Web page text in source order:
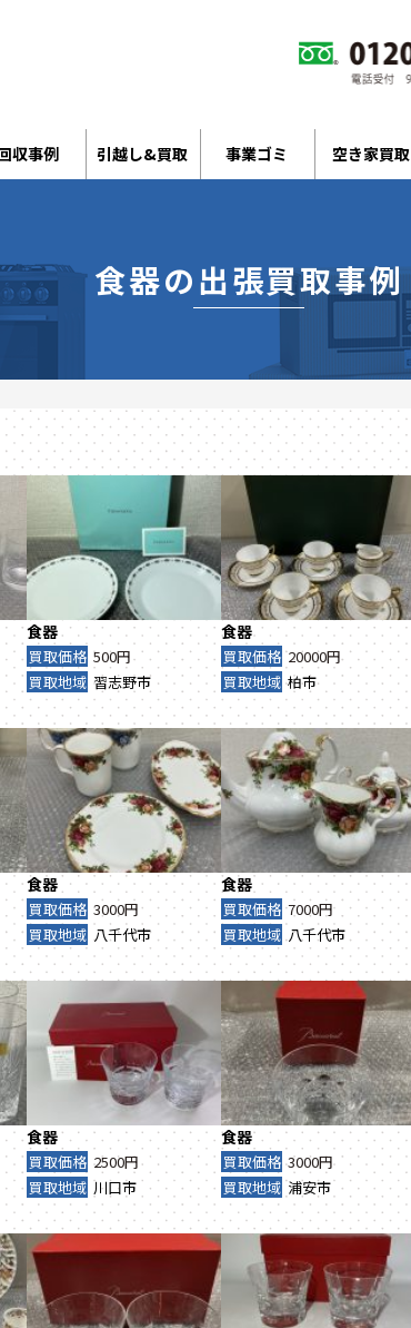
収事例 引越し&買取 事業ゴミ 空き家買取
食器の出張買取事例
食器
買取価格 500円
買取地域 習志野市
食器
買取価格 20000円
買取地域 柏市
食器
買取価格 3000円
買取地域 八千代市
食器
買取価格 7000円
買取地域 八千代市
食器
買取価格 2500円
買取地域 川口市
食器
買取価格 3000円
買取地域 浦安市